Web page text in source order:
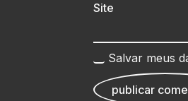
Site
Salvar meus